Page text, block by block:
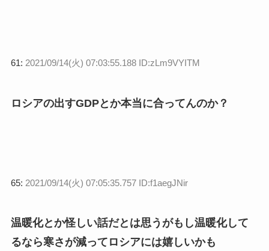
61: 2021/09/14(火) 07:03:55.188 ID:zLm9VYITM
ロシアの出すGDPとか本当に合ってんのか？
65: 2021/09/14(火) 07:05:35.757 ID:f1aegJNir
温暖化とか怪しい話だとは思うがもし温暖化して
るなら寒さが減ってロシアには嬉しいかも